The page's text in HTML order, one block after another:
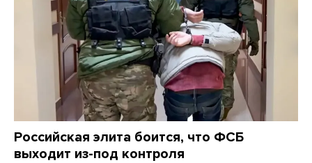
Российская элита боится, что ФСБ
выходит из-под контроля